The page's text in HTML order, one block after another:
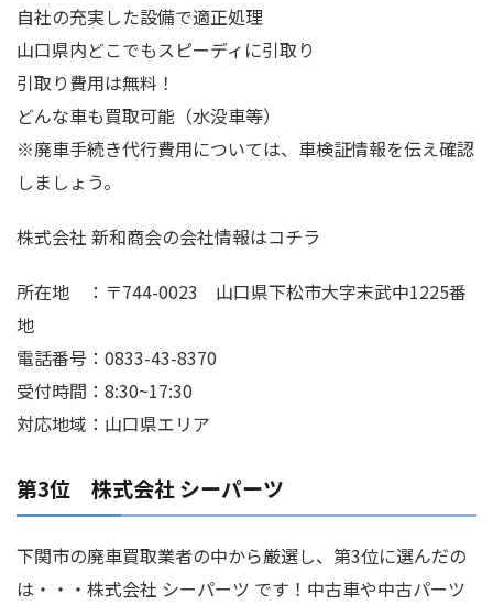
自社の充実した設備で適正処理
山口県内どこでもスピーディに引取り
引取り費用は無料！
どんな車も買取可能（水没車等）
※廃車手続き代行費用については、車検証情報を伝え確認
しましょう。
株式会社 新和商会の会社情報はコチラ
所在地 ：〒744-0023 山口県下松市大字末武中1225番
地
電話番号：0833-43-8370
受付時間：8:30~17:30
対応地域：山口県エリア
第3位 株式会社 シーパーツ
下関市の廃車買取業者の中から厳選し、第3位に選んだの
は・・・株式会社 シーパーツ です！中古車や中古パーツ